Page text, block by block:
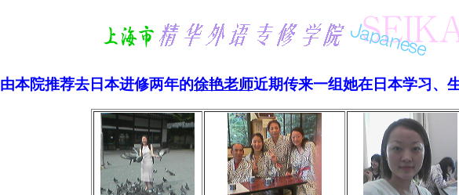
由本院推荐去日本进修两年的徐艳老师近期传来一组她在日本学习、